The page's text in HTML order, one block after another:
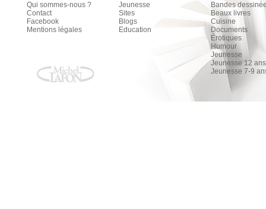
Qui sommes-nous ?
Contact
Facebook
Mentions légales
Jeunesse
Sites
Blogs
Education
Bandes
Beaux livres
Cuisine
Documents
Érotiques
Humour
Jeunesse
Jeunesse 12
Jeunesse 7-9